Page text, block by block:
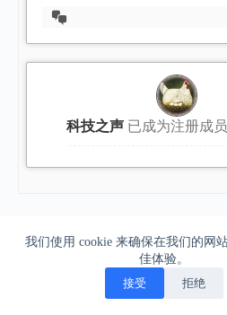
我们使用 cookie 来确保在我们的网
佳体验。
接受 拒绝
话
科技之声已成为注册成员
一柱擎天的爱情，一往无前的生活
版权所有 © 北漂神游。
京ICP备